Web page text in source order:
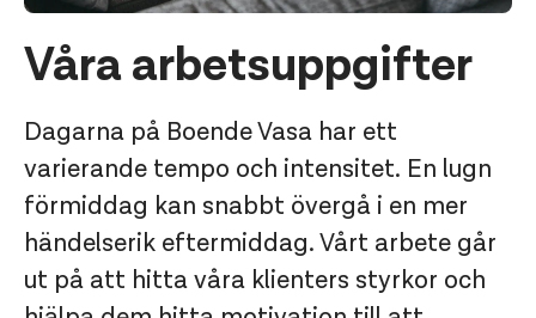
Våra arbetsuppgifter
Dagarna på Boende Vasa har ett
varierande tempo och intensitet. En lugn
förmiddag kan snabbt övergå i en mer
händelserik eftermiddag. Vårt arbete går
ut på att hitta våra klienters styrkor och